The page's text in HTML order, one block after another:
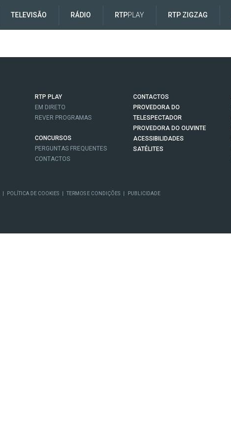
TELEVISÃO RÁDIO RTPPLAY RTP ZIGZAG
RTP PLAY
EM DIRETO
REVER PROGRAMAS
CONCURSOS
PERGUNTAS FREQUENTES
CONTACTOS
CONTACTOS
PROVEDORA DO
TELESPECTADOR
PROVEDORA DO OUVINTE
ACESSIBILIDADES
SATÉLITES
POLÍTICA DE COOKIES TERMOS E CONDIÇÕES PUBLICIDADE